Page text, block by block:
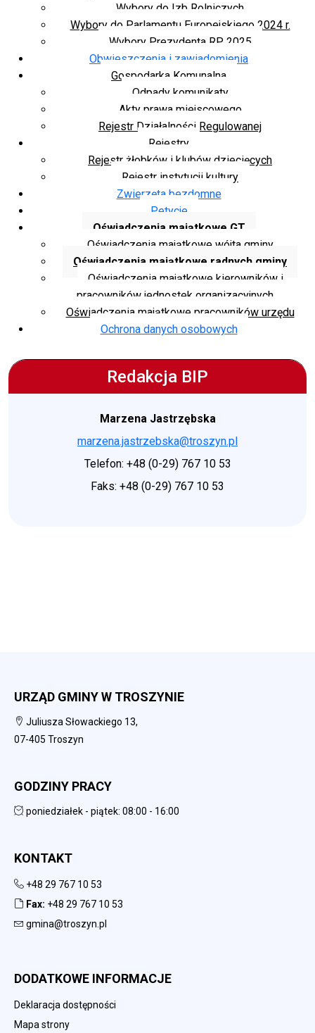
Wybory do Izb Rolniczych
Wybory do Parlamentu Europejskiego 2024 r.
Wybory Prezydenta RP 2025
Obwieszczenia i zawiadomienia
Gospodarka Komunalna
Odpady komunikaty
Akty prawa miejscowego
Rejestr Działalności Regulowanej
Rejestry
Rejestr żłobków i klubów dziecięcych
Rejestr instytucji kultury
Zwierzęta bezdomne
Petycje
Oświadczenia majątkowe GT
Oświadczenia majątkowe wójta gminy
Oświadczenia majątkowe radnych gminy
Oświadczenia majątkowe kierowników i
pracowników jednostek organizacyjnych
Oświadczenia majątkowe pracowników urzędu
Ochrona danych osobowych
Redakcja BIP
Marzena Jastrzębska
marzena.jastrzebska@troszyn.pl
Telefon: +48 (0-29) 767 10 53
Faks: +48 (0-29) 767 10 53
URZĄD GMINY W TROSZYNIE
Juliusza Słowackiego 13,
07-405 Troszyn
GODZINY PRACY
poniedziałek - piątek: 08:00 - 16:00
KONTAKT
+48 29 767 10 53
Fax: +48 29 767 10 53
gmina@troszyn.pl
DODATKOWE INFORMACJE
Deklaracja dostępności
Mapa strony